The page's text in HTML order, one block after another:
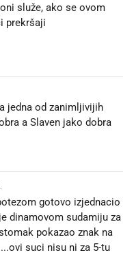
služe, ako se ovom
prekršaji
jedna od zanimljivijih
a Slaven jako dobra
gotovo izjednacio
dinamovom sudamiju za
pokazao znak na
suci nisu ni za 5-tu